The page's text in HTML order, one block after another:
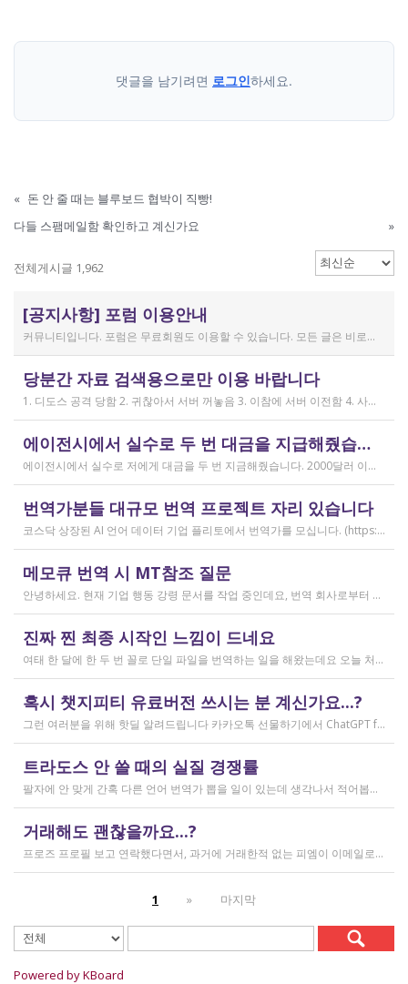
댓글을 남기려면 로그인하세요.
« 돈 안 줄 때는 블루보드 협박이 직빵!
다들 스팸메일함 확인하고 계신가요
»
전체게시글 1,962
[공지사항] 포럼 이용안내
커뮤니티입니다. 포럼은 무료회원도 이용할 수 있습니다. 모든 글은 비로그인 사용자에게도 공개됩니다. 감사합니다.
당분간 자료 검색용으로만 이용 바랍니다
1. 디도스 공격 당함 2. 귀찮아서 서버 꺼놓음 3. 이참에 서버 이전함 4. 사라진 데이터는 없는 것 확인했는데, 일부 DB 설정이 활성화 안됨 5. 고칠 수는 있는데, 저희 집 신생아 협조 필요 6. 신생아가 협조하지 않음 현재 새글 쓰기, 신규 가입, 덧글 달기 등은 막아 두었습니다 언제든 3월 18일 전후 시점으로 롤백될 수 있습니다 디도스 공격은 10평짜리 구녕가게에 사람을 1만명 보내 영업방해를 하는 것과 같은 기법입니다. 왜 디도스 공격을 그렇게까지 열정적으로 하는가? 이것이 심해진 시점이 제가 출산하러 간다고 블라그에 글을 쓴 직후입니다. 적절한 비유인지 모르겠는데 암퇘지도 출산 후에는 도축 안 하지 않나 싶고요 옛날 같으면 이렇게 순하게 살지 않을 것인데, 요새 드는 생각이 좀 있습니다 사람은 노력해 봤자고, 사실 모든 능력치는 정해졌고 발현만 기다리는 것이 전부가 아닐까요 어떤 사람은 노력의 고점이 디도스 공격인 것입니다 그 애미도 한때는 가능성의 김칫국을 사발째 드링킹하며 키웠겠지요 저한테도 이 사이트를 유지할 유인이 있음은 말씀드렸으니 잘 이용해 주시면 그만인 것이고 시간 나시거든 디도스 공격자도 긍휼히 여겨 주시길 바랍니다
작성일
2026.04.15
에이전시에서 실수로 두 번 대금을 지급해줬습니다
에이전시에서 실수로 저에게 대금을 두 번 지금해줬습니다. 2000달러 이상을 두 번 wise로 지급받았습니다;;;; 에이전시에서 wise측으로 중복입금으로 인한 입금 취소 문의를 했는데 불가능하다고 답변을 받았다고 저에게 문의해달라고 하여, 저도 wise에 문의를 했지만, 입금자 정보를 알려준다면 취소 가능한 것 처럼 말하다가 결국 완료된 송금이라 취소가 불가능하다는 답변을 최종 전달받았습니다. 잘 쓰지 않는 계정이라 대금은 그대로 있는데 이 경우 제가 에이전시 계좌로 2000달러를 직접 재송금해도 문제가 없을까요..?? 추후 제 수익으로 잡혀서 세금문제나 기타 다른 사항이 복잡해질 것 같아서 wise에서 취소해주길 간절히 바랬는데ㅜㅜㅜ 이런경험이 있으시다면 어떻게 해결하셨나요ㅠㅠㅠ;;;
작성일
2026.04.04
번역가분들 대규모 번역 프로젝트 자리 있습니다
코스닥 상장된 AI 언어 데이터 기업 플리토에서 번역가를 모십니다. (https://startups.koraia.org/company/297) • 번역할 내용: 일상 대화, 일반 문장 중심의 단문 데이터 (전문지식 불필요) • 참여 프로젝트: 단문 번역(Human Translation) • 모집 언어쌍: 한국어 <> 다국어 • 목적: AI 학습용 데이터셋 구축 • 근무 형태: 재택 근무(학생, 프리랜서 번역가 환영) • 근무방법: Flitto 플랫폼 또는 엑셀 파일을 이용하여 작업 진행 - 파일 1개당 약 9,800단어 (언어쌍별 상이) - 파일 단위로 작업하며 1개만 참여도 가능 (이후 추가 참여 선택 가능) - 파일 1개 번역에 약 3~4일 데드라인 부여 - 파일 1개 번역 시 약 180,000원 ~ 386,000원 수준 (언어쌍별 상이) - 정산은 월 1회 지급 (플리토 정산 기준) - 프로젝트 기간: 약 1~3개월 (자율 참여) ★작업 단가: 한국어 → 스페인어: 9,800단어, 38.4원/단어, 파일 1개 완료 시 약 376,800원 스페인어 → 한국어: 9,800단어, 33.8원/단어, 파일 1개 완료 시 약 331,000원 한국어 → 러시아어: 9,800단어, 26.1원/단어, 파일 1개 완료 시 약 255,000원 한국어 → 중국어(간체): 9,800단어, 23.0원/단어, 파일 1개 완료 시 약 225,000원 중국어(간체) → 한국어: 16,800글자, 18.4원/글자, 파일 1개 완료 시 약 309,000원 한국어 → 중국어(번체): 9,800단어, 26.1원/단어, 파일 1개 완료 시 약 255,000원 중국어(번체) → 한국어: 16,800글자, 23.0원/글자, 파일 1개 완료 시 약 386,000원 한국어 → 베트남어: 9,800단어, 18.4원/단어, 파일 1개 완료 시 약 180,000원 베트남어 → 한국어: 9,800단어, 23.0원/단어, 파일 1개 완료 시 약 225,000원 *실제 업무시 수령 금액은 단가 및 작업량에 따라 위 금액과 차이가 있을 수 있습니다. *플리토 플랫폼(작업 툴) 작업 시 상응하는 포인트로 단가가 지급됩니다. 다음 링크로 신청 부탁드립니다: https://form.jotform.com/253371208518456?source_channel=albamon
메모큐 번역 시 MT참조 질문
안녕하세요. 현재 기업 행동 강령 문서를 작업 중인데요, 번역 회사로부터 메모큐 서버에서 메모큐 파일을 받았습니다. 번역회사에서 아이디와 비밀번호를 받아서 작업을 하는데 데스크탑 메모큐가 무료 버전이어서인지 이것저것 만져보다 보니(TM(만들어서 처음 해보는 문서 얼라인 시도), 라이브독스, 텀베이스등 눌러보는 행위) 밑의 사진과 같이 번역메모리 연결도 안된다고 하고 분명 어떤 파일에도 체크가 안 되어있는데 하나의 파일로만 연결 가능하다고 해서... 데스크탑 메모큐에서는 번역이 어렵다고 판단하여 그대로 이중언어 파일을 익스포트 해서 트라도스로 번역했습니다. (얼라인먼트 기능 사용해 2023년의 공식 한글 번역을 레퍼런스로 번역) 그랬더니 (메모큐에선 단순했던 코드가 트라도스에 복잡하게 나타나더라고요 아무튼 이것들을 해결하고 QA도 돌리고 나서...) 이중언어 파일을 메모큐에서 받으려다 보니 또 Free mode issue로 지원하지 않는 기능이라고 하더라고요. 그래서... 웹 메모큐를 사용해 태초부터 번역을 진행 중인데, 자동 번역으로 MT가 뜨는 걸 딸깍딸깍하고 확정 중이었는데 뭔가 이래도 되나 하는 생각이 들어서 질문하러 왔습니다. (이렇게 뜨는 걸 딸깍 확정 딸깍 확정 반복...) 클라이언트가 가이드라인을 주진 않았고 처음 파일을 줄 때 그 회사의 텀베이스가 연결된 파일을 줘서 그거 기반으로 한글 뜻이 맞으면 맞는 가이드라인이겠거니 하고 있는데 문장 부호나 말투나 뭔가 좀 기계번역의 날것을 적용하고 있다는 생각이 들어서... 이럴 땐 어떻게 해야하는지 여쭤보고 싶어요. 제가 트라도스로 번역한 세그먼트를 메모큐 타겟 세그먼트에 복붙하면 오류가 나는데 그냥 코드를 빼고 제가 트라도스에서 번역한걸 메모큐로 손수 옮겨야 할까요..!! 오늘 새벽 내내 기술 배우라는게 다른게 아니라 이걸 잘 알아두라는 말이었구나 하면서 깨달음을 얻었습니다...
진짜 찐 최종 시작인 느낌이 드네요
여태 한 달에 한 두 번 꼴로 단일 파일을 번역하는 일을 해왔는데요 오늘 처음으로 모 회사에서 트라도스 패키지 파일로 전달하는 일을!!! 주셔서 열어봤습니다. ...너무 떨리네요 원래 타겟 세그먼트에 아무것도 없었는데, NMT나 100프로 매치로 채워져있고 그래요 맨 처음 일을 받고 돈을 받았을 때가 커리어의 시작이라고 생각했는데 몇 달 동안 그런 식으로 많으면 두 세개 정도의 일을 받다가 오늘 나름 볼륨 있는 업무를 맡게 되니까 뭔가 커리어의 [진짜_찐_시작_최종] 같고 긴장되네요 잘 해내고 싶어서 떨리고,,,,,, 잘 할 수 있을까 싶고 크아악 다들 2월에 일 잘 해내고 계신가요 여태껏 검색 기능을 사용해 눈팅만 해왔는데 산번혁 회원님들의 번역가 라이프는 어떻게 굴러가고 있는지 궁금하네요 호호호
2026.02.20
혹시 챗지피티 유료버전 쓰시는 분 계신가요...?
그런 여러분을 위해 핫딜 알려드립니다 카카오톡 선물하기에서 ChatGPT for Kakao 쳐서 들어가 보시면 한달에 200달러짜리 프로 버전을 2만9천원에 팔고 있습니다. 이벤트 성이라서 계속 판매는 안 할 것 같고 5개 구매 제한도 있긴 하지만, 어차피 3만원씩 내고 플러스 버전 쓰시고 계시다면 같은 가격에 프로 써보는 것도 나쁘지 않을 것 같아요 ㅎㅎ 저도 혹시 사기 아닌가 긴가민가했는데 진짜 프로 버전 맞더라고요.
트라도스 안 쓸 때의 실질 경쟁률
팔자에 안 맞게 간혹 다른 언어 번역가 뽑을 일이 있는데 생각나서 적어봅니다 트라도스/메모큐를 사야 하냐? 라는 질문은 설득의 대상이 아니라고 생각해서 그냥 두는 편인데요 질문 전 적극적으로 정보를 찾아보는 상태에서는 의미가 있을 것입니다 뽑히는 입장에선 잘 모르는데, 뽑는 입장에서는 트라도스/메모큐 안 쓰는 사람은 걸러버리면 정말 편합니다 주어진 업무를 못 한다는 뜻이거든요 1) 용어 1천개가 든 용어집이 있음 2) 기존에 쓰던 번역 메모리가 있음 상당히 흔한 상황인데, 트라도스/메모큐를 안 쓰고 외워서 작업이 가능한 사람은 산업스파이 쪽으로 가셔야지 여기 있으면 안 됨 저 스크린샷에도 제가 답변한 사람은 얼마 안 되는데요 챗지피티로 '트라도스 사용자/기타 요건(단가 등)' 맞는 사람만 필터로 건져서 답변하는 겁니다 아마 트라도스 안 써도 되는 운전면허증 번역같은 업무도 있을 텐데, 그런 것은 단발성이고 업데이트가 없으며 없는 자들끼리 경쟁해서 경쟁률이 아주 높을 겁니다.
거래해도 괜찮을까요...?
프로즈 프로필 보고 연락했다면서, 과거에 거래한적 없는 피엠이 이메일로 의뢰를 주셨는데요 샘테도 보지 않고 4일안에 19000단어 영한번역을 해달라는데 거래해도 괜찮을까요..? 거래한적 한번도 없는 뉴비한테 샘테도 없이 프로젝트를 던져주니 이거 사기인거 아닌가 좀 걱정이 됩니다. 급한데 사람구하기 어려워서일까요? 게다가 전 이력서상 경력도 몇줄 안되는 초보중의 초보입니다...
1 » 마지막
Powered by KBoard